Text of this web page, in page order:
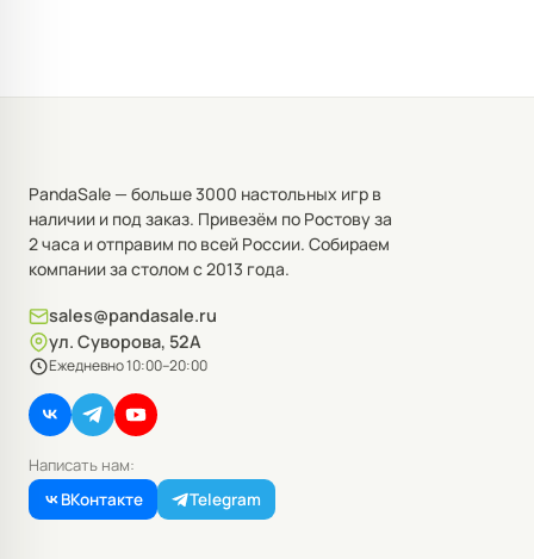
PandaSale — больше 3000 настольных игр в
наличии и под заказ. Привезём по Ростову за
2 часа и отправим по всей России. Собираем
компании за столом с 2013 года.
sales@pandasale.ru
ул. Суворова, 52А
Ежедневно 10:00–20:00
Написать нам:
ВКонтакте
Telegram